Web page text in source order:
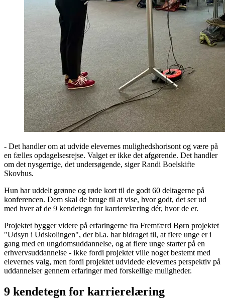
- Det handler om at udvide elevernes mulighedshorisont og være på
en fælles opdagelsesrejse. Valget er ikke det afgørende. Det handler
om det nysgerrige, det undersøgende, siger Randi Boelskifte
Skovhus.
Hun har uddelt grønne og røde kort til de godt 60 deltagerne på
konferencen. Dem skal de bruge til at vise, hvor godt, det ser ud
med hver af de 9 kendetegn for karrierelæring dér, hvor de er.
Projektet bygger videre på erfaringerne fra Fremfærd Børn projektet
"Udsyn i Udskolingen", der bl.a. har bidraget til, at flere unge er i
gang med en ungdomsuddannelse, og at flere unge starter på en
erhvervsuddannelse - ikke fordi projektet ville noget bestemt med
elevernes valg, men fordi projektet udvidede elevernes perspektiv på
uddannelser gennem erfaringer med forskellige muligheder.
9 kendetegn for karrierelæring